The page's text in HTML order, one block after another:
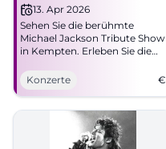
13. Apr 2026
Sehen Sie die berühmte
Michael Jackson Tribute Show
in Kempten. Erleben Sie die
spektakuläre Tänze!
Konzerte €